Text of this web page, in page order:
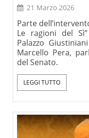
21 Marzo 2026
Parte
Le ragioni del
Palazzo
Marcello Pera,
del Senato.
LEGGI TUTTO